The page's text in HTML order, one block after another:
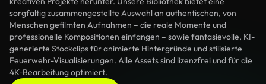
sorgfältig zusammengestellte Auswahl an authentischen, von
Menschen gefilmten Aufnahmen – die reale Momente und
professionelle Kompositionen einfangen – sowie fantasievolle, KI-
generierte Stockclips für animierte Hintergründe und stilisierte
Feuerwehr-Visualisierungen. Alle Assets sind lizenzfrei und für die
4K-Bearbeitung optimiert.